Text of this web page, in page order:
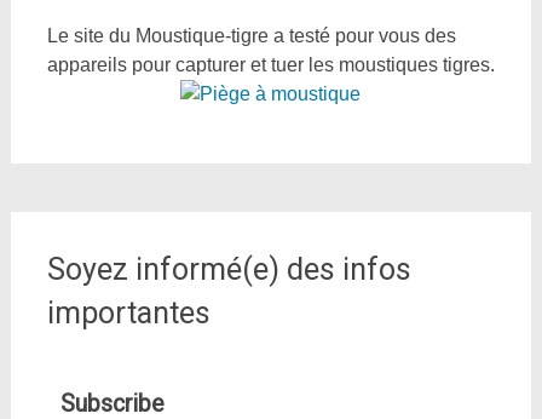
Le site du Moustique-tigre a testé pour vous des
appareils pour capturer et tuer les moustiques tigres.
Soyez informé(e) des infos
importantes
Subscribe